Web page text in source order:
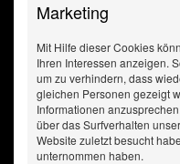
Marketing
Mit Hilfe dieser Cookies
Ihren Interessen anzeigen.
um zu verhindern, dass
gleichen Personen gezeigt
Informationen
über das Surfverhalten
Website zuletzt besucht
unternommen haben.